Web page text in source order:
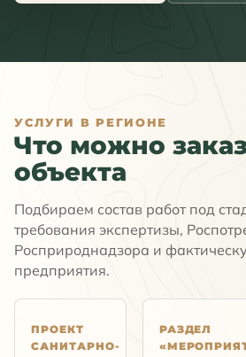
УСЛУГИ В РЕГИОНЕ
Что можно
объекта
Подбираем состав работ под
требования экспертизы,
Росприроднадзора и
предприятия.
ПРОЕКТ
САНИТАРНО-
РАЗДЕЛ